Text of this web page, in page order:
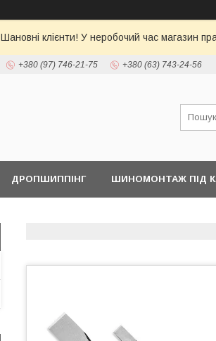
Шановні клієнти! У неробочий час магазин
+380 (97) 746-21-75 +380 (63) 743-24-56
ДРОПШИППІНГ ШИНОМОНТАЖ ПІД